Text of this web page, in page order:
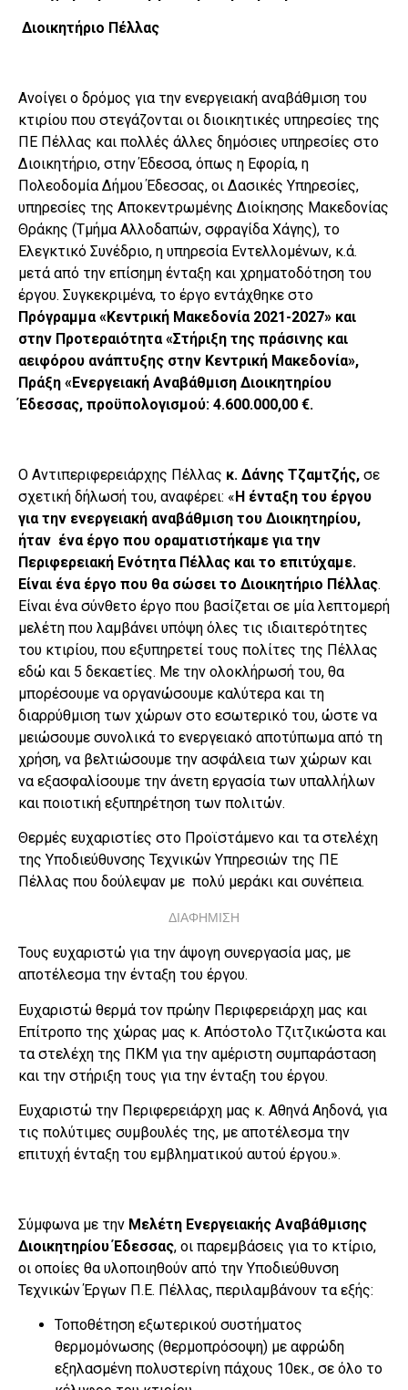
Διοικητήριο Πέλλας
Ανοίγει ο δρόμος για την ενεργειακή αναβάθμιση του
κτιρίου που στεγάζονται οι διοικητικές υπηρεσίες της
ΠΕ Πέλλας και πολλές άλλες δημόσιες υπηρεσίες στο
Διοικητήριο, στην Έδεσσα, όπως η Εφορία, η
Πολεοδομία Δήμου Έδεσσας, οι Δασικές Υπηρεσίες,
υπηρεσίες της Αποκεντρωμένης Διοίκησης Μακεδονίας
Θράκης (Τμήμα Αλλοδαπών, σφραγίδα Χάγης), το
Ελεγκτικό Συνέδριο, η υπηρεσία Εντελλομένων, κ.ά.
μετά από την επίσημη ένταξη και χρηματοδότηση του
έργου. Συγκεκριμένα, το έργο εντάχθηκε στο
Πρόγραμμα «Κεντρική Μακεδονία 2021-2027» και
στην Προτεραιότητα «Στήριξη της πράσινης και
αειφόρου ανάπτυξης στην Κεντρική Μακεδονία»,
Πράξη «Ενεργειακή Αναβάθμιση Διοικητηρίου
Έδεσσας, προϋπολογισμού: 4.600.000,00 €.
Ο Αντιπεριφερειάρχης Πέλλας κ. Δάνης Τζαμτζής, σε
σχετική δήλωσή του, αναφέρει: «Η ένταξη του έργου
για την ενεργειακή αναβάθμιση του Διοικητηρίου,
ήταν ένα έργο που οραματιστήκαμε για την
Περιφερειακή Ενότητα Πέλλας και το επιτύχαμε.
Είναι ένα έργο που θα σώσει το Διοικητήριο Πέλλας.
Είναι ένα σύνθετο έργο που βασίζεται σε μία λεπτομερή
μελέτη που λαμβάνει υπόψη όλες τις ιδιαιτερότητες
του κτιρίου, που εξυπηρετεί τους πολίτες της Πέλλας
εδώ και 5 δεκαετίες. Με την ολοκλήρωσή του, θα
μπορέσουμε να οργανώσουμε καλύτερα και τη
διαρρύθμιση των χώρων στο εσωτερικό του, ώστε να
μειώσουμε συνολικά το ενεργειακό αποτύπωμα από τη
χρήση, να βελτιώσουμε την ασφάλεια των χώρων και
να εξασφαλίσουμε την άνετη εργασία των υπαλλήλων
και ποιοτική εξυπηρέτηση των πολιτών.
Θερμές ευχαριστίες στο Προϊστάμενο και τα στελέχη
της Υποδιεύθυνσης Τεχνικών Υπηρεσιών της ΠΕ
Πέλλας που δούλεψαν με πολύ μεράκι και συνέπεια.
ΔΙΑΦΗΜΙΣΗ
Τους ευχαριστώ για την άψογη συνεργασία μας, με
αποτέλεσμα την ένταξη του έργου.
Ευχαριστώ θερμά τον πρώην Περιφερειάρχη μας και
Επίτροπο της χώρας μας κ. Απόστολο Τζιτζικώστα και
τα στελέχη της ΠΚΜ για την αμέριστη συμπαράσταση
και την στήριξη τους για την ένταξη του έργου.
Ευχαριστώ την Περιφερειάρχη μας κ. Αθηνά Αηδονά, για
τις πολύτιμες συμβουλές της, με αποτέλεσμα την
επιτυχή ένταξη του εμβληματικού αυτού έργου.».
Σύμφωνα με την Μελέτη Ενεργειακής Αναβάθμισης
Διοικητηρίου Έδεσσας, οι παρεμβάσεις για το κτίριο,
οι οποίες θα υλοποιηθούν από την Υποδιεύθυνση
Τεχνικών Έργων Π.Ε. Πέλλας, περιλαμβάνουν τα εξής:
Τοποθέτηση εξωτερικού συστήματος
θερμομόνωσης (θερμοπρόσοψη) με αφρώδη
εξηλασμένη πολυστερίνη πάχους 10εκ., σε όλο το